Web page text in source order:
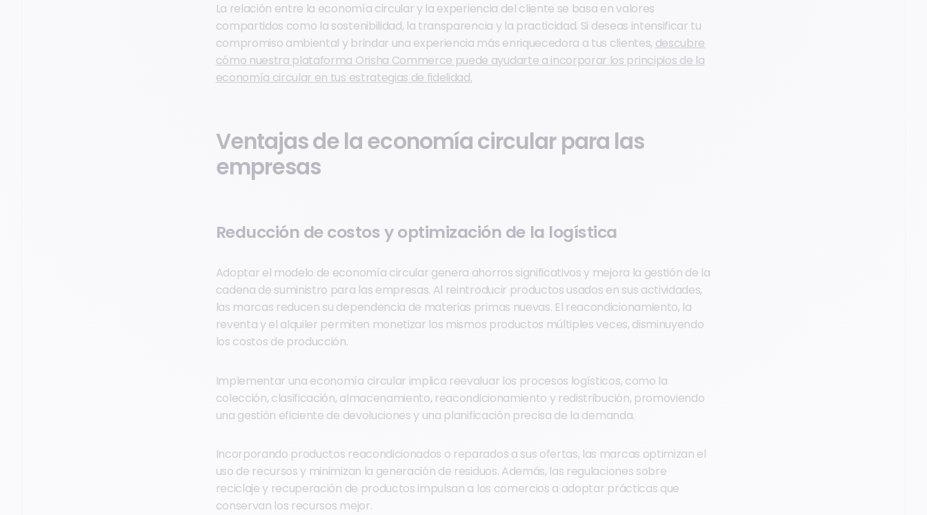
La relación entre la economía circular y la experiencia del cliente se basa en valores
compartidos como la sostenibilidad, la transparencia y la practicidad. Si deseas intensificar tu
compromiso ambiental y brindar una experiencia más enriquecedora a tus clientes, descubre
cómo nuestra plataforma Orisha Commerce puede ayudarte a incorporar los principios de la
economía circular en tus estrategias de fidelidad.
Ventajas de la economía circular para las
empresas
Reducción de costos y optimización de la logística
Adoptar el modelo de economía circular genera ahorros significativos y mejora la gestión de la
cadena de suministro para las empresas. Al reintroducir productos usados en sus actividades,
las marcas reducen su dependencia de materias primas nuevas. El reacondicionamiento, la
reventa y el alquiler permiten monetizar los mismos productos múltiples veces, disminuyendo
los costos de producción.
Implementar una economía circular implica reevaluar los procesos logísticos, como la
colección, clasificación, almacenamiento, reacondicionamiento y redistribución, promoviendo
una gestión eficiente de devoluciones y una planificación precisa de la demanda.
Incorporando productos reacondicionados o reparados a sus ofertas, las marcas optimizan el
uso de recursos y minimizan la generación de residuos. Además, las regulaciones sobre
reciclaje y recuperación de productos impulsan a los comercios a adoptar prácticas que
conservan los recursos mejor.